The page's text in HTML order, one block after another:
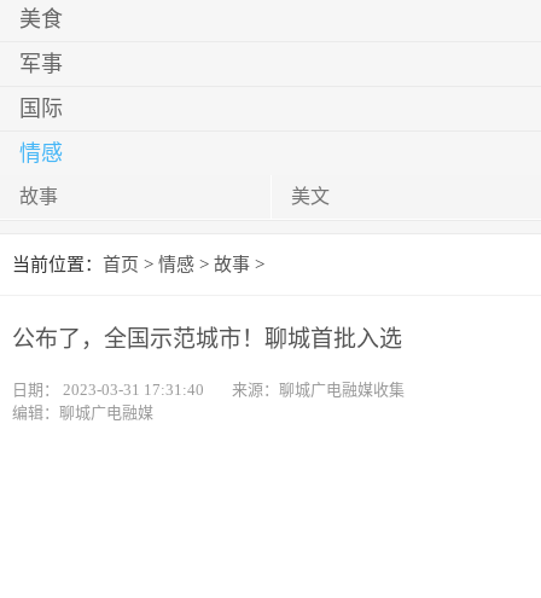
美食
军事
国际
情感
故事 美文
当前位置： 首页 > 情感 > 故事 >
公布了，全国示范城市！聊城首批入选
日期： 2023-03-31 17:31:40
来源：聊城广电融媒收集
编辑：聊城广电融媒